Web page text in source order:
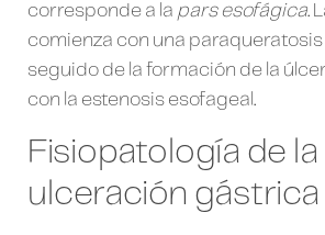
corresponde a la pars esofágica.
comienza con una paraqueratosis
seguido de la formación de la
con la estenosis esofageal.
Fisiopatología de la
ulceración gástrica